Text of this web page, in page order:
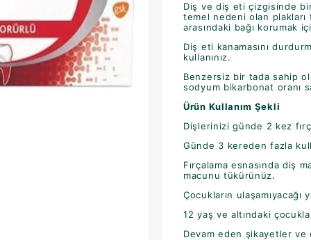
Diş ve diş eti çizgisinde
temel nedeni olan
arasındaki bağı korumak
Diş eti kanamasını
kullanınız.
Benzersiz bir tada sahip
sodyum bikarbonat oranı
Ürün Kullanım Şekli
Dişlerinizi günde 2 kez
Günde 3 kereden fazla
Fırçalama esnasında diş
macunu tükürünüz.
Çocukların ulaşamıyacağı
12 yaş ve altındaki
Devam eden şikayetler